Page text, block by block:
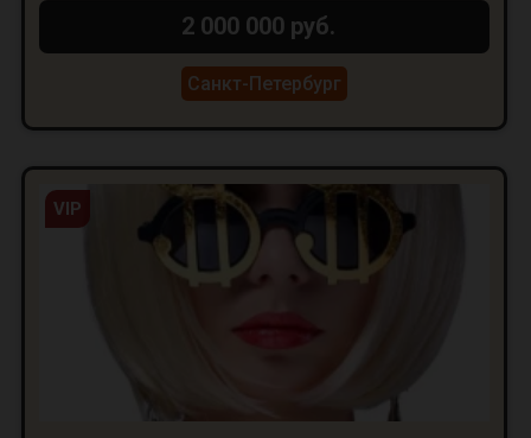
2 000 000 руб.
Санкт-Петербург
VIP